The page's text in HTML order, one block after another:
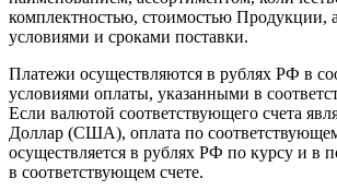
комплектностью, стоимостью Продукции,
условиями и сроками поставки.
Платежи осуществляются в рублях РФ в
условиями оплаты, указанными в
Если валютой соответствующего счета
Доллар (США), оплата по
осуществляется в рублях РФ по курсу и в
в соответствующем cчете.